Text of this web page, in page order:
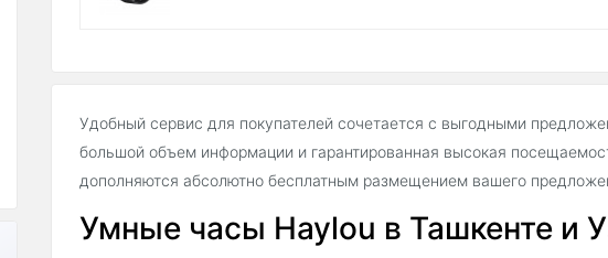
Удобный сервис для покупателей сочетается с выгодными
большой объем информации и гарантированная высокая
дополняются абсолютно бесплатным размещением вашего
Умные часы Haylou в Ташкенте и